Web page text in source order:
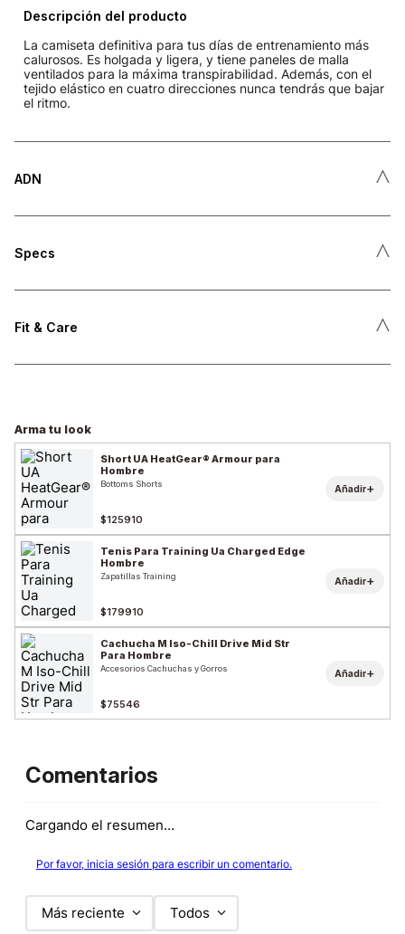
Descripción del producto
La camiseta definitiva para tus días de entrenamiento más
calurosos. Es holgada y ligera, y tiene paneles de malla
ventilados para la máxima transpirabilidad. Además, con el
tejido elástico en cuatro direcciones nunca tendrás que bajar
el ritmo.
ADN ˄
Specs ˄
Fit & Care ˄
Arma tu look
Short UA HeatGear® Armour para
Hombre
Bottoms Shorts
$125910
Añadir+
Tenis Para Training Ua Charged Edge
Hombre
Zapatillas Training
$179910
Añadir+
Cachucha M Iso-Chill Drive Mid Str
Para Hombre
Accesorios Cachuchas y Gorros
$75546
Añadir+
Comentarios
Cargando el resumen…
Por favor, inicia sesión para escribir un comentario.
Más reciente Todos